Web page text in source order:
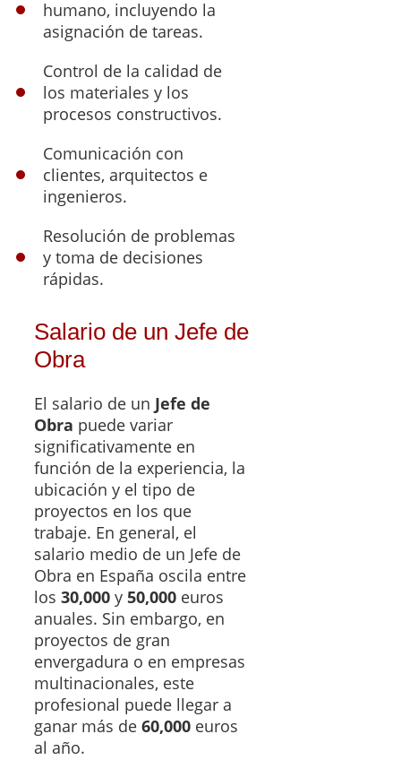
humano, incluyendo la
asignación de tareas.
Control de la calidad de
los materiales y los
procesos constructivos.
Comunicación con
clientes, arquitectos e
ingenieros.
Resolución de problemas
y toma de decisiones
rápidas.
Salario de un Jefe de
Obra
El salario de un Jefe de
Obra puede variar
significativamente en
función de la experiencia, la
ubicación y el tipo de
proyectos en los que
trabaje. En general, el
salario medio de un Jefe de
Obra en España oscila entre
los 30,000 y 50,000 euros
anuales. Sin embargo, en
proyectos de gran
envergadura o en empresas
multinacionales, este
profesional puede llegar a
ganar más de 60,000 euros
al año.